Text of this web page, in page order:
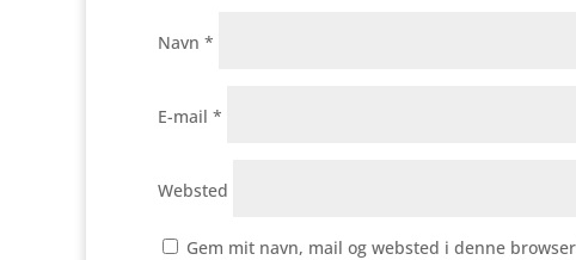
Navn *
E-mail *
Websted
Gem mit navn, mail og websted i denne